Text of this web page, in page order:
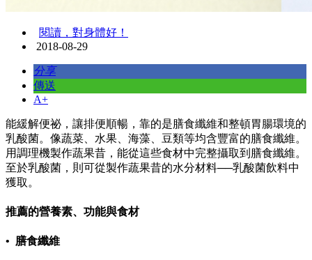
閱讀，對身體好！
2018-08-29
分享
傳送
A+
能緩解便祕，讓排便順暢，靠的是膳食纖維和整頓胃腸環境的
乳酸菌。像蔬菜、水果、海藻、豆類等均含豐富的膳食纖維。
用調理機製作蔬果昔，能從這些食材中完整攝取到膳食纖維。
至於乳酸菌，則可從製作蔬果昔的水分材料──乳酸菌飲料中
獲取。
推薦的營養素、功能與食材
• 膳食纖維